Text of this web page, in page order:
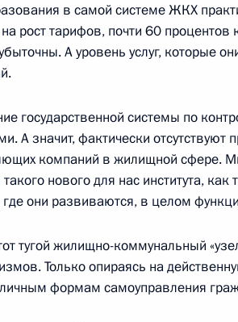
Президентом Республики
послом России в Грузии
Кремль
в самой системе ЖКХ
рост тарифов, почти 60
А уровень услуг, которые
государственной системы по
А значит, фактически отсутствуют
компаний в жилищной сфере.
нового для нас института, как
они развиваются, в целом
тугой жилищно-коммунальный
Только опираясь на
формам самоуправления